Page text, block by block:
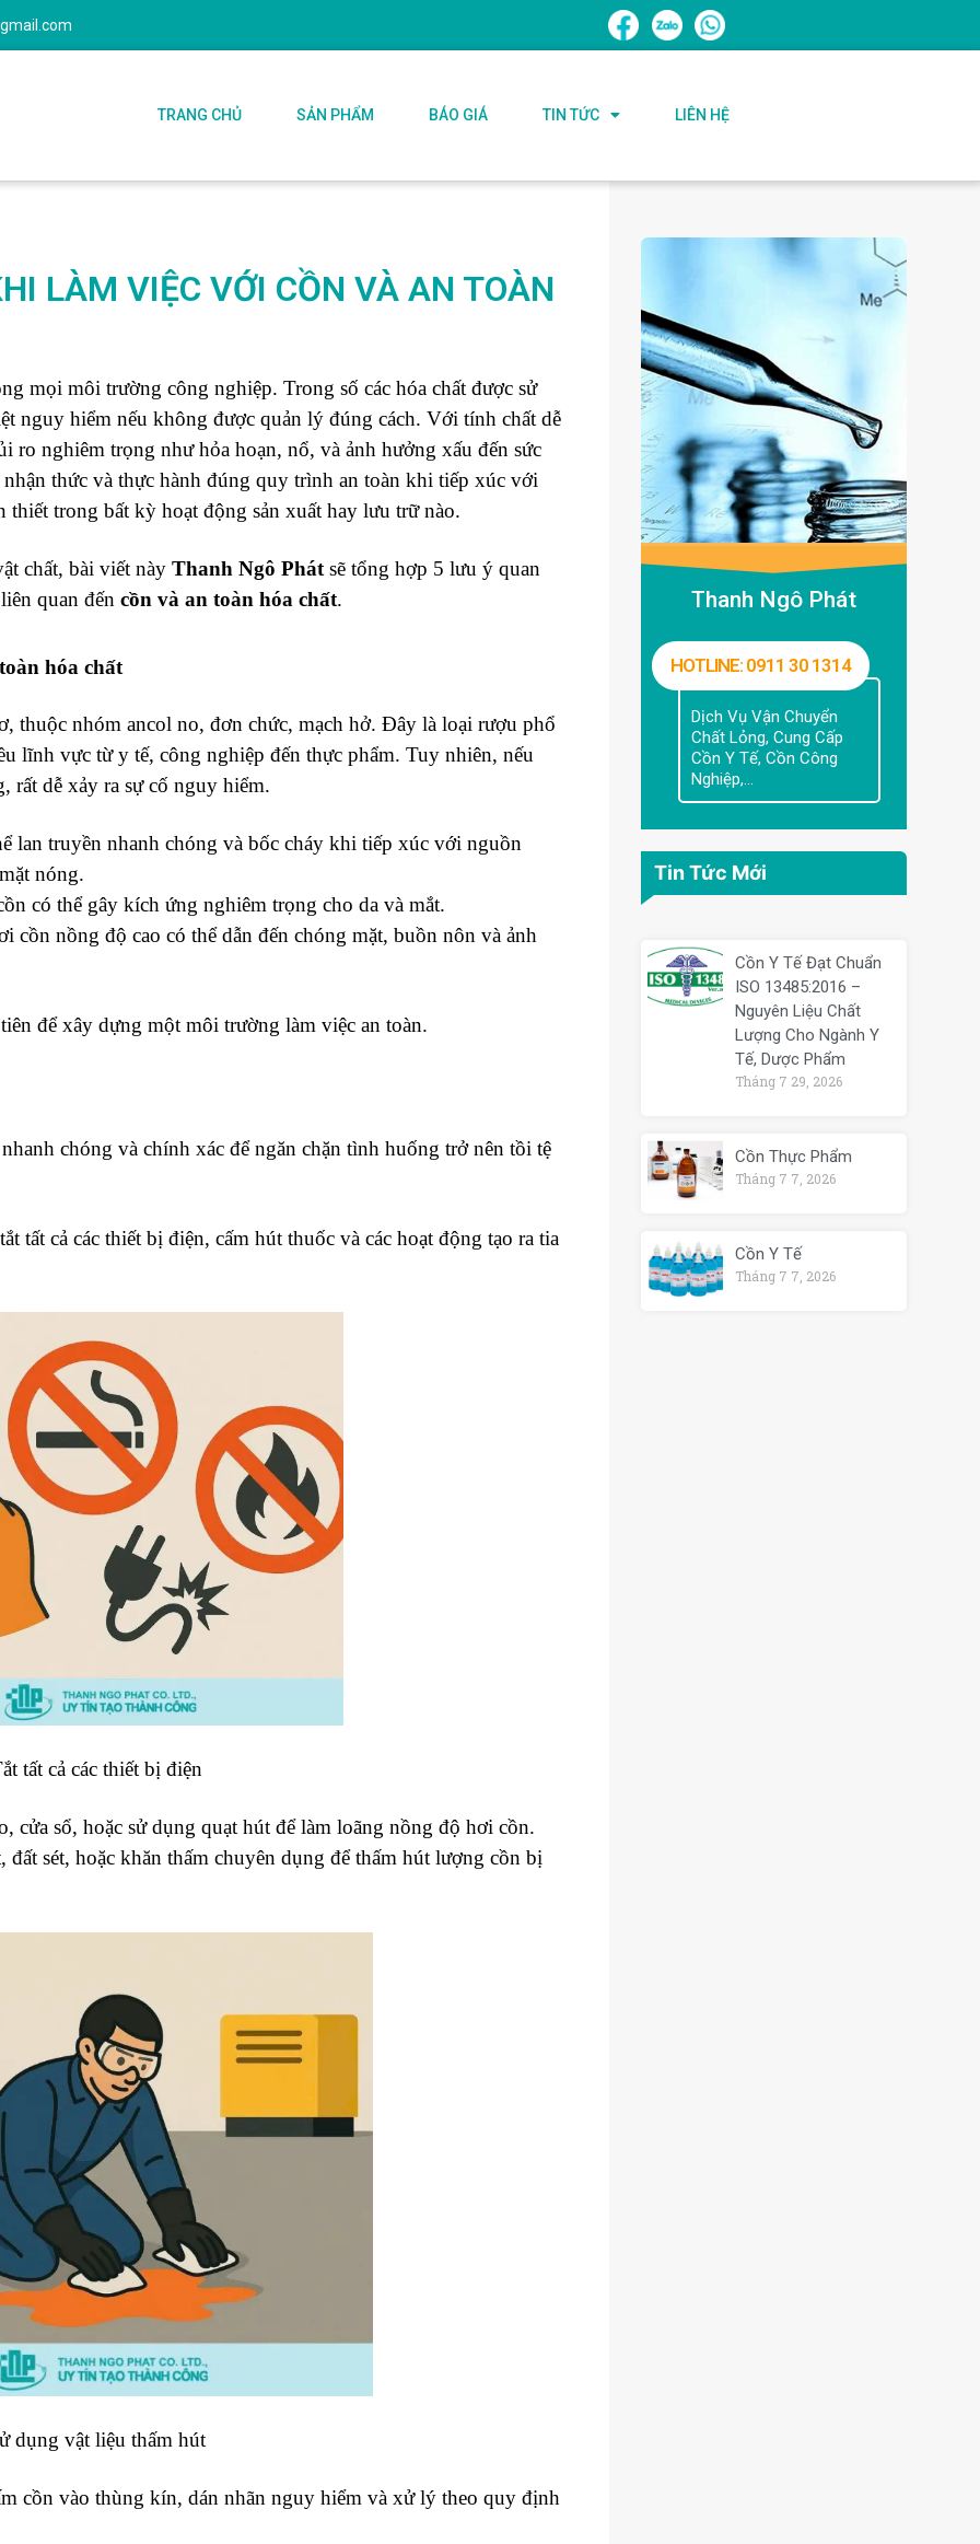
TRANG CHỦ SẢN PHẨM BÁO GIÁ TIN TỨC LIÊN HỆ
LÀM VIỆC VỚI CỒN VÀ AN TOÀN
mọi môi trường công nghiệp. Trong số các hóa chất được sử
nguy hiểm nếu không được quản lý đúng cách. Với tính chất dễ
ro nghiêm trọng như hỏa hoạn, nổ, và ảnh hưởng xấu đến sức
thức và thực hành đúng quy trình an toàn khi tiếp xúc với
thiết trong bất kỳ hoạt động sản xuất hay lưu trữ nào.
chất, bài viết nàyThanh Ngô Phátsẽ tổng hợp 5 lưu ý quan
quan đếncồn và an toàn hóa chất.
hóa chất
thuộc nhóm ancol no, đơn chức, mạch hở. Đây là loại rượu phổ
lĩnh vực từ y tế, công nghiệp đến thực phẩm. Tuy nhiên, nếu
rất dễ xảy ra sự cố nguy hiểm.
lan truyền nhanh chóng và bốc cháy khi tiếp xúc với nguồn
nóng.
có thể gây kích ứng nghiêm trọng cho da và mắt.
cồn nồng độ cao có thể dẫn đến chóng mặt, buồn nôn và ảnh
để xây dựng một môi trường làm việc an toàn.
chóng và chính xác để ngăn chặn tình huống trở nên tồi tệ
tất cả các thiết bị điện, cấm hút thuốc và các hoạt động tạo ra tia
tất cả các thiết bị điện
cửa sổ, hoặc sử dụng quạt hút để làm loãng nồng độ hơi cồn.
đất sét, hoặc khăn thấm chuyên dụng để thấm hút lượng cồn bị
dụng vật liệu thấm hút
cồn vào thùng kín, dán nhãn nguy hiểm và xử lý theo quy định
Thanh Ngô Phát
HOTLINE: 0911 30 1314
Dịch Vụ Vận Chuyển
Chất Lỏng, Cung Cấp
Cồn Y Tế, Cồn Công
Nghiệp,...
Tin Tức Mới
Cồn Y Tế Đạt Chuẩn
ISO 13485:2016 –
Nguyên Liệu Chất
Lượng Cho Ngành Y
Tế, Dược Phẩm
Tháng 7 29, 2026
Cồn Thực Phẩm
Tháng 7 7, 2026
Cồn Y Tế
Tháng 7 7, 2026